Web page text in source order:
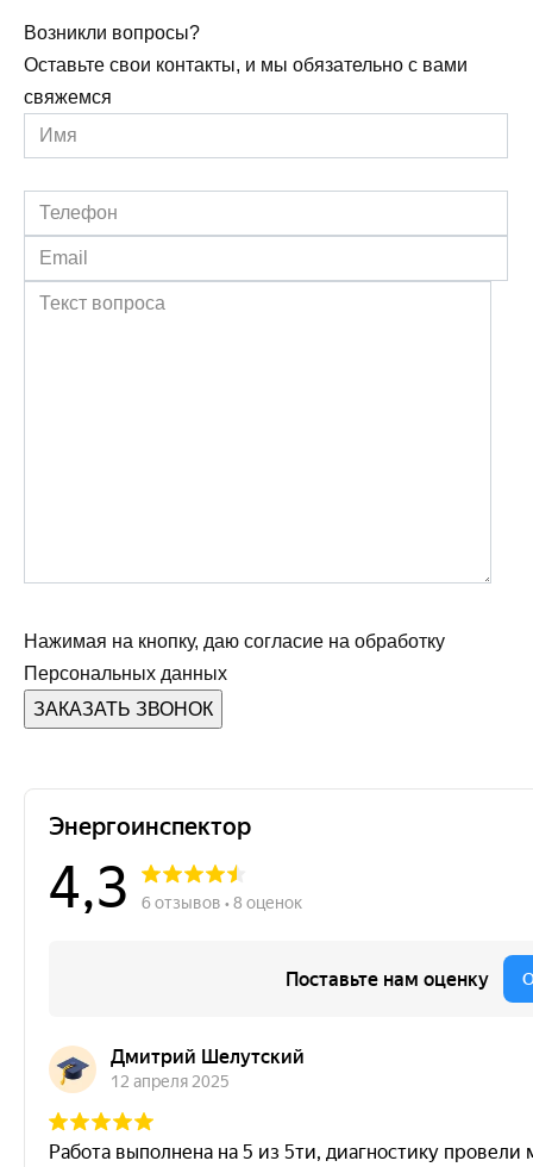
Возникли вопросы?
Оставьте свои контакты, и мы обязательно с вами
свяжемся
Нажимая на кнопку, даю согласие на обработку
Персональных данных